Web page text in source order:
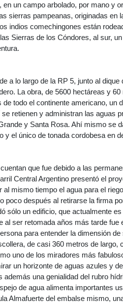
un campo arbolado, por mano y
sierras pampeanas, originadas en
indios comechingones están
Sierras de los Cóndores, al sur,
a lo largo de la RP 5, junto al dique
La obra, de 5600 hectáreas y
todo el continente americano, un
retienen y administran las aguas
y Santa Rosa. Ahí mismo se
y el único de tonada cordobesa en
que fue debido a las
Central Argentino presentó el
mismo tiempo el agua para el
poco después al retirarse la firma
sólo un edificio, que actualmente
al ser retomada años más tarde fue
para entender la dimensión de
de casi 360 metros de largo,
uno de los miradores más
un horizonte de aguas azules y
además una genialidad del rubro
de agua alimenta importantes
Almafuerte del embalse mismo,